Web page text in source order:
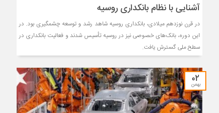
آشنایی با نظام بانکداری روسیه
در قرن نوزدهم میلادی، بانکداری روسیه شاهد رشد و توسعه چشمگیری بود. در
این دوره، بانک‌های خصوصی نیز در روسیه تأسیس شدند و فعالیت بانکداری در
سطح ملی گسترش یافت.
۰۲
بهمن